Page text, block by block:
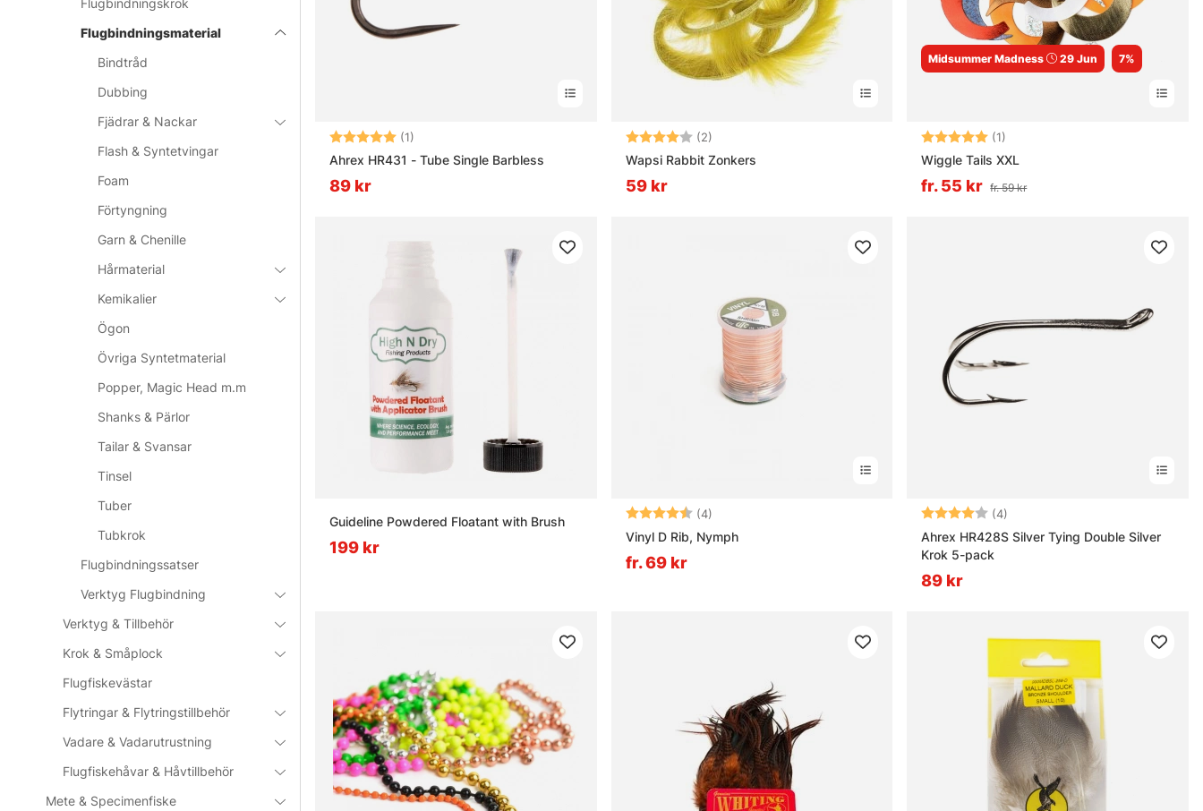
Flugbindningskrok
Flugbindningsmaterial
Bindtråd
Dubbing
Fjädrar & Nackar
Flash & Syntetvingar
Foam
Förtyngning
Garn & Chenille
Hårmaterial
Kemikalier
Ögon
Övriga Syntetmaterial
Popper, Magic Head m.m
Shanks & Pärlor
Tailar & Svansar
Tinsel
Tuber
Tubkrok
Flugbindningssatser
Verktyg Flugbindning
Verktyg & Tillbehör
Krok & Småplock
Flugfiskevästar
Flytringar & Flytringstillbehör
Vadare & Vadarutrustning
Flugfiskehåvar & Håvtillbehör
Mete & Specimenfiske
Betyg: (1)
Ahrex HR431 - Tube Single Barbless
89 kr
Betyg: (2)
Wapsi Rabbit Zonkers
59 kr
Midsummer Madness 29 Jun 7%
Betyg: (1)
Wiggle Tails XXL
fr. 55 kr fr. 59 kr
Guideline Powdered Floatant with Brush
199 kr
Betyg: (4)
Vinyl D Rib, Nymph
fr. 69 kr
Betyg: (4)
Ahrex HR428S Silver Tying Double Silver
Krok 5-pack
89 kr